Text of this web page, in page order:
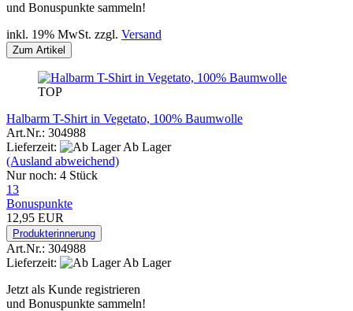
und Bonuspunkte sammeln!
inkl. 19% MwSt. zzgl. Versand
Zum Artikel
TOP
Halbarm T-Shirt in Vegetato, 100% Baumwolle
Art.Nr.: 304988
Lieferzeit:
Ab Lager
(Ausland abweichend)
Nur noch: 4 Stück
13
Bonuspunkte
12,95 EUR
Produkterinnerung
Art.Nr.: 304988
Lieferzeit:
Ab Lager
Jetzt als Kunde registrieren
und Bonuspunkte sammeln!